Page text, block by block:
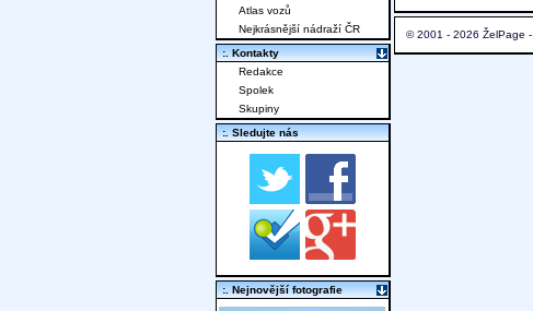
© 2001 - 2026 ŽelPage -
Atlas vozů
Nejkrásnější nádraží ČR
:. Kontakty
Redakce
Spolek
Skupiny
:. Sledujte nás
:. Nejnovější fotografie